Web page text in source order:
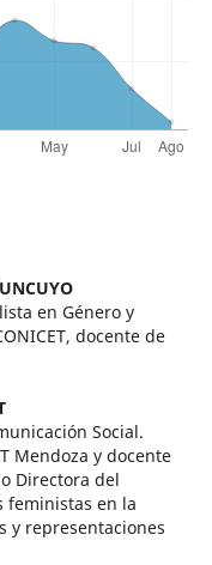
en Género y
docente de
Social.
Mendoza y docente
Directora del
feministas en la
y representaciones